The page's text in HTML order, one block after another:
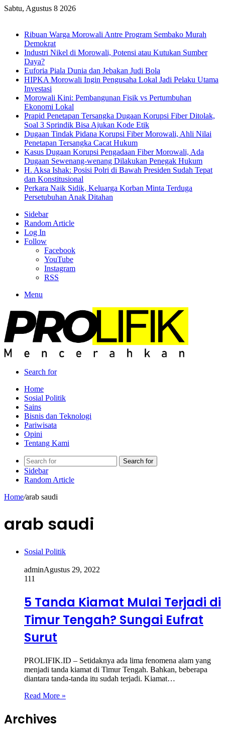
Sabtu, Agustus 8 2026
Ribuan Warga Morowali Antre Program Sembako Murah
Demokrat
Industri Nikel di Morowali, Potensi atau Kutukan Sumber
Daya?
Euforia Piala Dunia dan Jebakan Judi Bola
HIPKA Morowali Ingin Pengusaha Lokal Jadi Pelaku Utama
Investasi
Morowali Kini: Pembangunan Fisik vs Pertumbuhan
Ekonomi Lokal
Prapid Penetapan Tersangka Dugaan Korupsi Fiber Ditolak,
Soal 3 Sprindik Bisa Ajukan Kode Etik
Dugaan Tindak Pidana Korupsi Fiber Morowali, Ahli Nilai
Penetapan Tersangka Cacat Hukum
Kasus Dugaan Korupsi Pengadaan Fiber Morowali, Ada
Dugaan Sewenang-wenang Dilakukan Penegak Hukum
H. Aksa Ishak: Posisi Polri di Bawah Presiden Sudah Tepat
dan Konstitusional
Perkara Naik Sidik, Keluarga Korban Minta Terduga
Persetubuhan Anak Ditahan
Sidebar
Random Article
Log In
Follow
Facebook
YouTube
Instagram
RSS
Menu
Search for
Home
Sosial Politik
Sains
Bisnis dan Teknologi
Pariwisata
Opini
Tentang Kami
Search for
Sidebar
Random Article
Home/arab saudi
arab saudi
Sosial Politik
adminAgustus 29, 2022
111
5 Tanda Kiamat Mulai Terjadi di
Timur Tengah? Sungai Eufrat
Surut
PROLIFIK.ID – Setidaknya ada lima fenomena alam yang
menjadi tanda kiamat di Timur Tengah. Bahkan, beberapa
diantara tanda-tanda itu sudah terjadi. Kiamat…
Read More »
Archives